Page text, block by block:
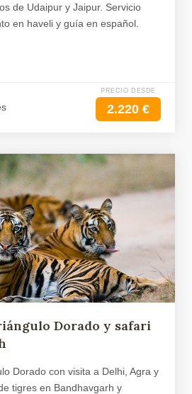
de Udaipur y Jaipur. Servicio
en haveli y guía en español.
PRECIO DESDE
2.220 €
Dorado y safari
Dorado con visita a Delhi, Agra y
tigres en Bandhavgarh y